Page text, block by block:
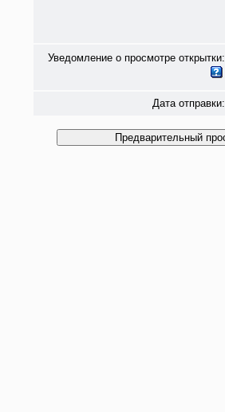
Уведомление о просмотре открытки:
Дата отправки: